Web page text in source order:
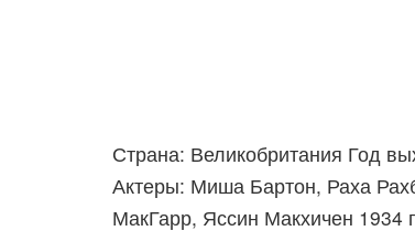
Страна: Великобритания Год
Актеры: Миша Бартон, Раха
МакГарр, Яссин Макхичен 1934